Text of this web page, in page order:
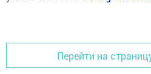
Перейти на